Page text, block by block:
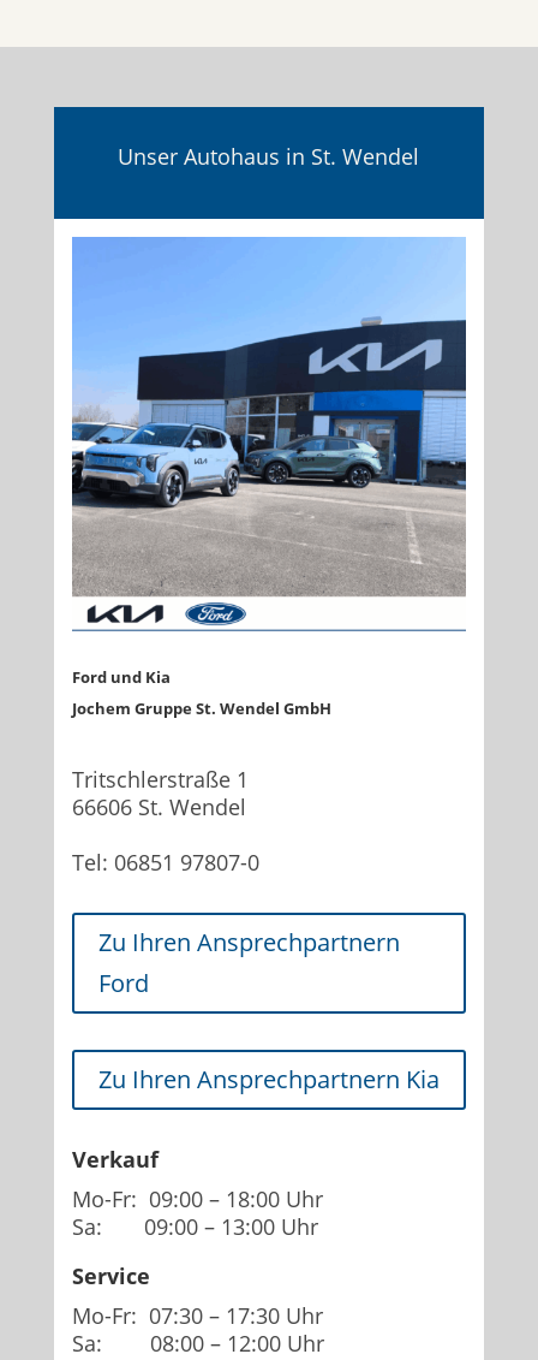
Unser Autohaus in St. Wendel
Ford und Kia
Jochem GruppeSt. Wendel GmbH
Tritschlerstraße 1
66606 St. Wendel
Tel: 06851 97807-0
Zu Ihren Ansprechpartnern
Ford
Zu Ihren Ansprechpartnern Kia
Verkauf
Mo-Fr: 09:00 – 18:00 Uhr
Sa: 09:00 – 13:00 Uhr
Service
Mo-Fr: 07:30 – 17:30 Uhr
Sa: 08:00 – 12:00 Uhr